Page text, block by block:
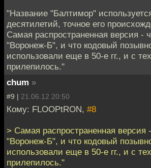
"Название "Балтимор"
десятилетий, точное его
Самая распространенная версия -
"Воронеж-Б", и что кодовый
использовали еще в 50-е гг., и с
прилепилось."
chum »
#9 | 21.06.12 20:50
Кому: FLOOPtRON, #8
> Самая распространенная версия
"Воронеж-Б", и что кодовый
использовали еще в 50-е гг., и с
прилепилось."